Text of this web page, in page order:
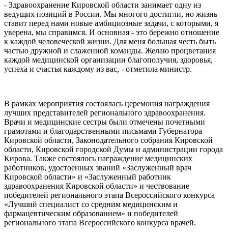
- Здравоохранение Кировской области занимает одну из
ведущих позиций в России. Мы многого достигли, но жизнь
ставит перед нами новые амбициозные задачи, с которыми, я
уверена, мы справимся. И основная - это бережно отношение
к каждой человеческой жизни. Для меня большая честь быть
частью дружной и слаженной команды. Желаю процветания
каждой медицинской организации благополучия, здоровья,
успеха и счастья каждому из вас, - отметила министр.
В рамках мероприятия состоялась церемония награждения
лучших представителей регионального здравоохранения.
Врачи и медицинские сестры были отмечены почетными
грамотами и благодарственными письмами Губернатора
Кировской области, Законодательного собрания Кировской
области, Кировской городской Думы и администрации города
Кирова. Также состоялось награждение медицинских
работников, удостоенных званий «Заслуженный врач
Кировской области» и «Заслуженный работник
здравоохранения Кировской области» и чествование
победителей регионального этапа Всероссийского конкурса
«Лучший специалист со средним медицинским и
фармацевтическим образованием» и победителей
регионального этапа Всероссийского конкурса врачей.